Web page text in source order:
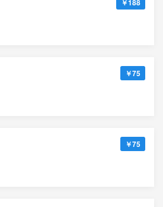
￥188
￥75
￥75